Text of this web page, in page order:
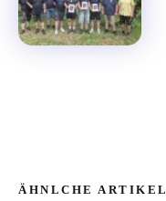
ÄHNLCHE ARTIKEL